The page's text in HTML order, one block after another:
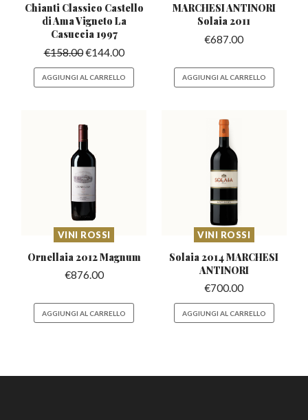
Chianti Classico Castello
diAma Vigneto La
Casuccia 1997
€158.00€144.00
AGGIUNGI AL CARRELLO
MARCHESI ANTINORI
Solaia 2011
€687.00
AGGIUNGI AL CARRELLO
VINI ROSSI
Ornellaia 2012Magnum
€876.00
AGGIUNGI AL CARRELLO
VINI ROSSI
Solaia 2014 MARCHESI
ANTINORI
€700.00
AGGIUNGI AL CARRELLO